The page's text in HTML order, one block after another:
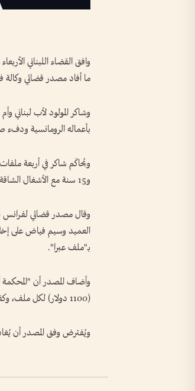
وافق القضاء اللبناني
ما أفاد مصدر قضائي
وشاكر المولود لأب لبناني
بأعماله الرومانسية ودفء
ويُحاكَم شاكر في أربعة
و15 سنة مع الأشغال الشاقة.
وقال مصدر قضائي لفرانس
العميد وسيم فياض على
بـ"ملف عبرا".
وأضاف المصدر أن
(1100 دولار) لكل ملف، وكفالة بقيمة مئتي مليون ليرة" (2200 دولار) مقابل ملف رابع يعرف بملف عبرا.
ويُفترض وفق المصدر أن